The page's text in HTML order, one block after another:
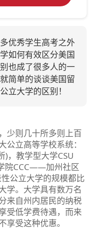
优秀学生高考之外
如何有效区分美国
也成了很多人的一
简单的谈谈美国留
立大学的区别！
少则几十所多则上百
公立高等学校系统：
，教学型大学CSU
院CCC——加州社区
公立大学的规模都比
学。大学具有数万名
来自州内居民的纳税
受低学费待遇，而来
享受这种优惠。